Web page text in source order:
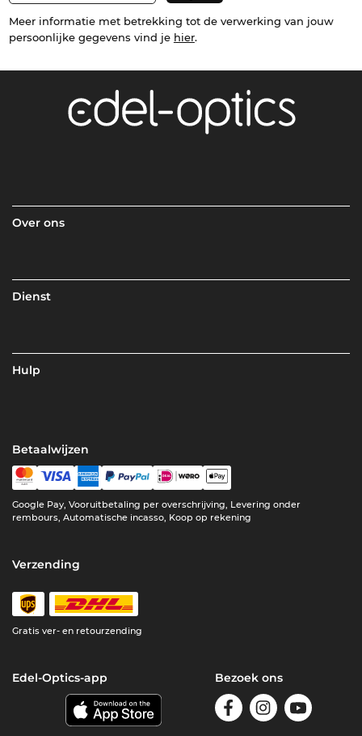
Meer informatie met betrekking tot de verwerking van jouw
persoonlijke gegevens vind je hier.
Over ons
Dienst
Hulp
Betaalwijzen
Google Pay, Vooruitbetaling per overschrijving, Levering onder
rembours, Automatische incasso, Koop op rekening
Verzending
Gratis ver- en retourzending
Edel-Optics-app Bezoek ons